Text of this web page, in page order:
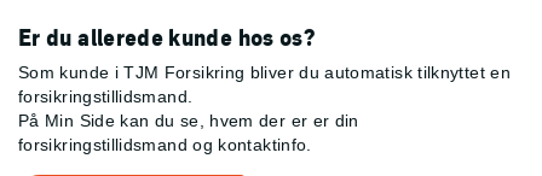
Er du allerede kunde hos os?
Som kunde i TJM Forsikring bliver du automatisk tilknyttet en
forsikringstillidsmand.
På Min Side kan du se, hvem der er er din
forsikringstillidsmand og kontaktinfo.